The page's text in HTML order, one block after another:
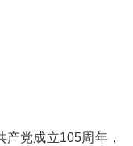
党成立105周年，